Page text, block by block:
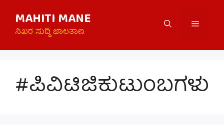
content
MAHITI MANE
ನಿಖರ ಸುದ್ದಿ ಜಾಲತಾಣ
Menu
#ಪಿವಿಟಿಜಿಕುಟುಂಬಗಳು